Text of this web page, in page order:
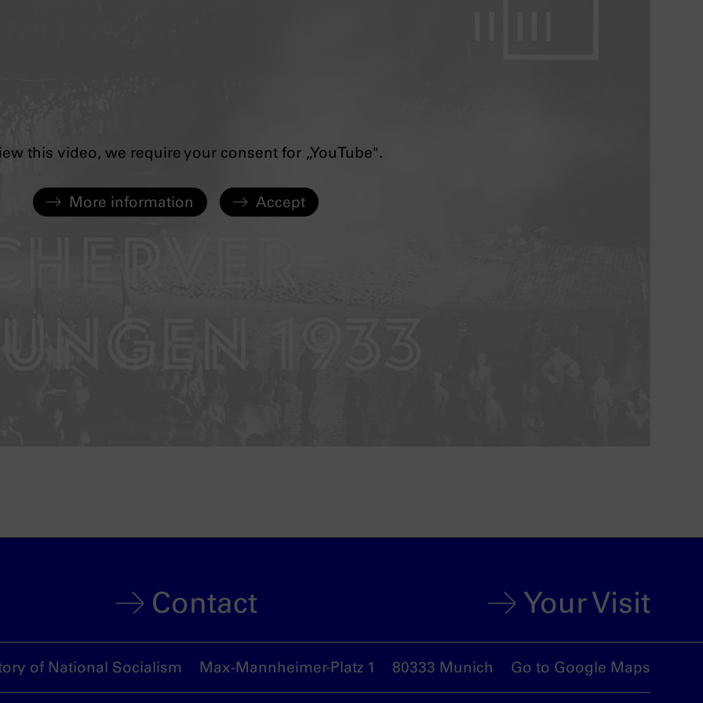
this video, we require your consent for „YouTube".
More information Accept
Contact Your Visit
of National Socialism Max-Mannheimer-Platz 1 80333 Munich Go to Google Maps